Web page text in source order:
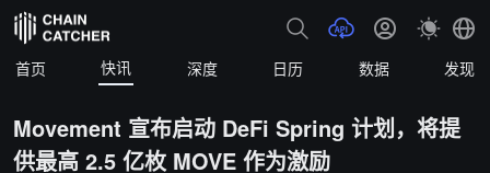
首页 快讯 深度 日历 数据 发现
Movement 宣布启动 DeFi Spring 计划，将提
供最高 2.5 亿枚 MOVE 作为激励